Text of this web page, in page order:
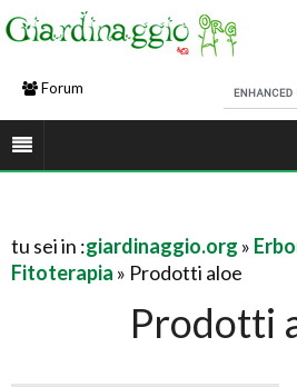
Forum
tu sei in :giardinaggio.org »
Fitoterapia » Prodotti aloe
Prodotti